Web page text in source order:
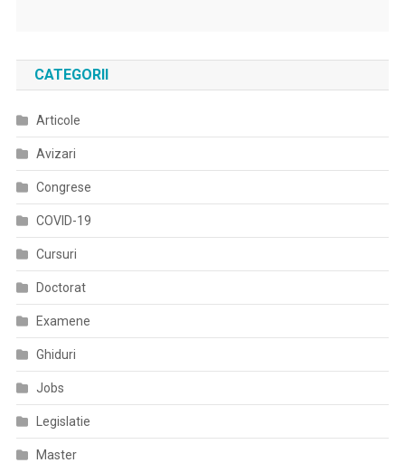
CATEGORII
Articole
Avizari
Congrese
COVID-19
Cursuri
Doctorat
Examene
Ghiduri
Jobs
Legislatie
Master